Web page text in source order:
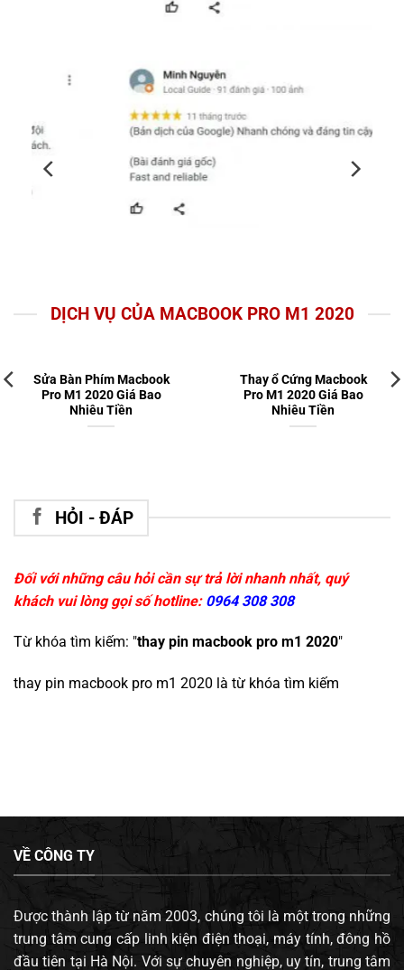
DỊCH VỤ CỦA MACBOOK PRO M1 2020
Sửa Bàn Phím Macbook
Pro M1 2020 Giá Bao
Nhiêu Tiền
Thay ổ Cứng Macbook
Pro M1 2020 Giá Bao
Nhiêu Tiền
HỎI - ĐÁP
Đối với những câu hỏi cần sự trả lời nhanh nhất, quý
khách vui lòng gọi số hotline: 0964 308 308
Từ khóa tìm kiếm: "thay pin macbook pro m1 2020"
thay pin macbook pro m1 2020 là từ khóa tìm kiếm
VỀ CÔNG TY
Được thành lập từ năm 2003, chúng tôi là một trong những
trung tâm cung cấp linh kiện điện thoại, máy tính, đông hồ
đầu tiên tại Hà Nội. Với sự chuyên nghiệp, uy tín, trung tâm